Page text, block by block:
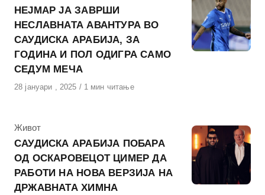
НЕЈМАР ЈА ЗАВРШИ
НЕСЛАВНАТА АВАНТУРА ВО
САУДИСКА АРАБИЈА, ЗА
ГОДИНА И ПОЛ ОДИГРА САМО
СЕДУМ МЕЧА
Објавено
28 јануари , 2025 1 мин читање
КАтегорија
Живот
САУДИСКА АРАБИЈА ПОБАРА
ОД ОСКАРОВЕЦОТ ЦИМЕР ДА
РАБОТИ НА НОВА ВЕРЗИЈА НА
ДРЖАВНАТА ХИМНА